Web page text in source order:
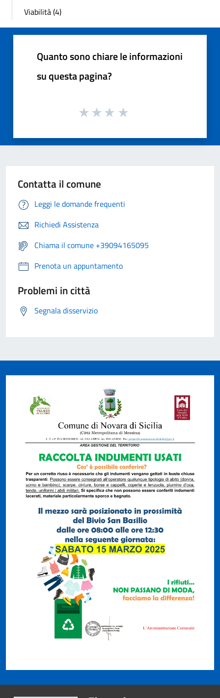
Viabilità (4)
Quanto sono chiare le informazioni
su questa pagina?
Contatta il comune
Leggi le domande frequenti
Richiedi Assistenza
Chiama il comune +39094165095
Prenota un appuntamento
Problemi in città
Segnala disservizio